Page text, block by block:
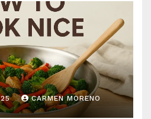
CARMEN MORENO